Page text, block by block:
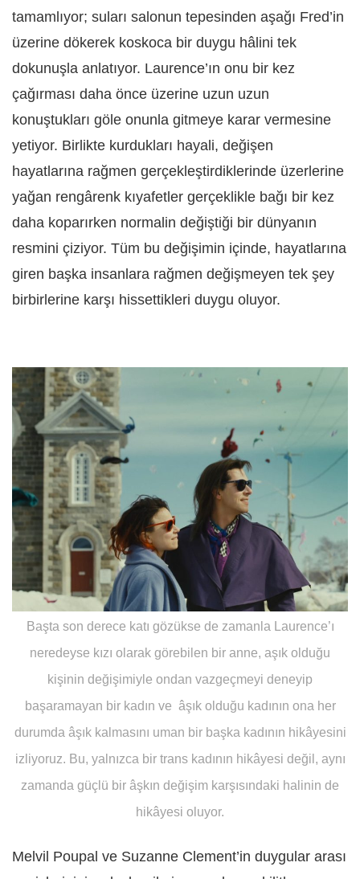
tamamlıyor; suları salonun tepesinden aşağı Fred’in
üzerine dökerek koskoca bir duygu hâlini tek
dokunuşla anlatıyor. Laurence’ın onu bir kez
çağırması daha önce üzerine uzun uzun
konuştukları göle onunla gitmeye karar vermesine
yetiyor. Birlikte kurdukları hayali, değişen
hayatlarına rağmen gerçekleştirdiklerinde üzerlerine
yağan rengârenk kıyafetler gerçeklikle bağı bir kez
daha koparırken normalin değiştiği bir dünyanın
resmini çiziyor. Tüm bu değişimin içinde, hayatlarına
giren başka insanlara rağmen değişmeyen tek şey
birbirlerine karşı hissettikleri duygu oluyor.
Başta son derece katı gözükse de zamanla Laurence’ı
neredeyse kızı olarak görebilen bir anne, aşık olduğu
kişinin değişimiyle ondan vazgeçmeyi deneyip
başaramayan bir kadın ve âşık olduğu kadının ona her
durumda âşık kalmasını uman bir başka kadının hikâyesini
izliyoruz. Bu, yalnızca bir trans kadının hikâyesi değil, aynı
zamanda güçlü bir âşkın değişim karşısındaki halinin de
hikâyesi oluyor.
Melvil Poupal ve Suzanne Clement’in duygular arası